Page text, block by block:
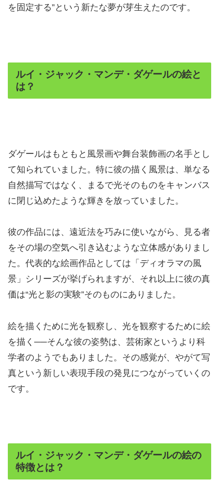
を固定する”という新たな夢が芽生えたのです。
ルイ・ジャック・マンデ・ダゲールの絵と
は？
ダゲールはもともと風景画や舞台装飾画の名手とし
て知られていました。特に彼の描く風景は、単なる
自然描写ではなく、まるで光そのものをキャンバス
に閉じ込めたような輝きを放っていました。
彼の作品には、遠近法を巧みに使いながら、見る者
をその場の空気へ引き込むような立体感がありまし
た。代表的な絵画作品としては「ディオラマの風
景」シリーズが挙げられますが、それ以上に彼の真
価は“光と影の実験”そのものにありました。
絵を描くために光を観察し、光を観察するために絵
を描く──そんな彼の姿勢は、芸術家というより科
学者のようでもありました。その感覚が、やがて写
真という新しい表現手段の発見につながっていくの
です。
ルイ・ジャック・マンデ・ダゲールの絵の
特徴とは？